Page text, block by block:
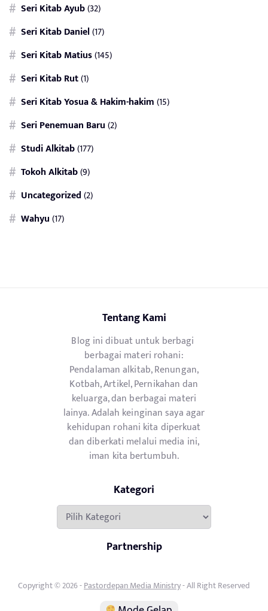
Seri Kitab Ayub(32)
Seri Kitab Daniel(17)
Seri Kitab Matius(145)
Seri Kitab Rut(1)
Seri Kitab Yosua & Hakim-hakim(15)
Seri Penemuan Baru(2)
Studi Alkitab(177)
Tokoh Alkitab(9)
Uncategorized(2)
Wahyu(17)
Tentang Kami
Blog ini dibuat untuk berbagi
berbagai materi rohani:
Pendalaman alkitab, Renungan,
Kotbah, Artikel, Pernikahan dan
keluarga, dan berbagai materi
lainya. Adalah keinginan saya agar
kehidupan rohani kita diperkuat
dan diberkati melalui media ini,
iman kita bertumbuh.
Kategori
Kategori
Partnership
Copyright © 2026 -Pastordepan Media Ministry- All Right Reserved